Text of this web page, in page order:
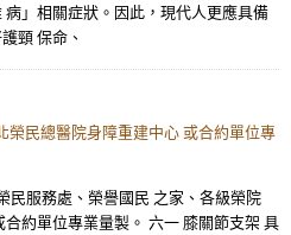
」相關症狀。因此，現代人更應具備
頸 保命、
榮民總醫院身障重建中心 或合約單位專
民服務處、榮譽國民 之家、各級榮院
約單位專業量製。 六一 膝關節支架 具